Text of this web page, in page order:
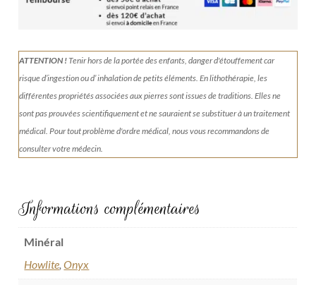
ATTENTION !Tenirhors de la portée des enfants, danger d'étouffement car
risque d’ingestion ou d’ inhalation de petits éléments.En lithothérapie, les
différentes propriétés associées aux pierres sont issues de traditions. Elles ne
sont pas prouvées scientifiquement et ne sauraient se substituer à un traitement
médical. Pour tout problème d'ordre médical, nous vous recommandons de
consulter votre médecin.
Informations complémentaires
Minéral
Howlite ,Onyx